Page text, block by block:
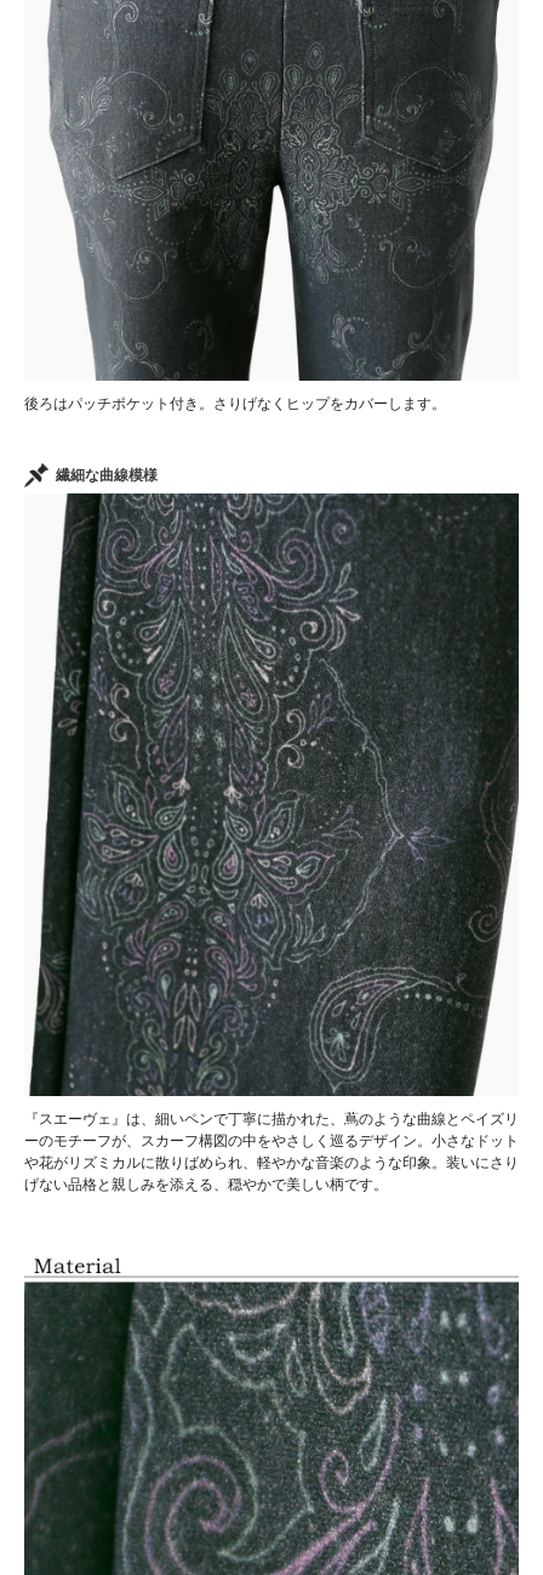
後ろはパッチポケット付き。さりげなくヒップをカバーします。
繊細な曲線模様
『スエーヴェ』は、細いペンで丁寧に描かれた、蔦のような曲線とペイズリ
ーのモチーフが、スカーフ構図の中をやさしく巡るデザイン。小さなドット
や花がリズミカルに散りばめられ、軽やかな音楽のような印象。装いにさり
げない品格と親しみを添える、穏やかで美しい柄です。